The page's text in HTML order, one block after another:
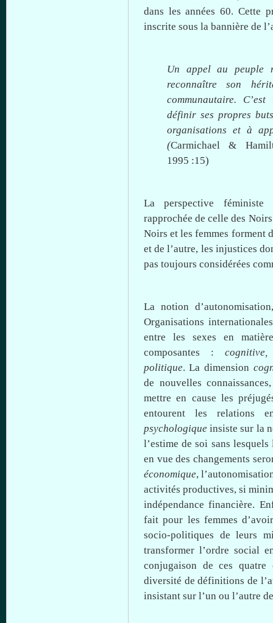
dans lesannées 60. Cette
inscrite sous la bannière de
Un appel au
reconnaître son
communautaire.
définir ses propres
organisations età
(Carmichael &
1995 :15)
La perspective
rapprochée de celle des
Noirs et les femmes forment
et de l’autre, les injustices
pas toujours considérées
La notion
Organisationsinternationales
entre les sexes en
composantes :
politique. La dimension
de nouvelles
mettre en cause les
entourent les relations
psychologiqueinsistesur la
l’estime de soi sans lesquels
en vue des changements
économique,
activités productives, si
indépendance financière.
fait pour les femmes
socio-politiques deleurs
transformer l’ordre social
conjugaison deces quatre
diversité de définitions de
insistant sur l’un ou l’autre